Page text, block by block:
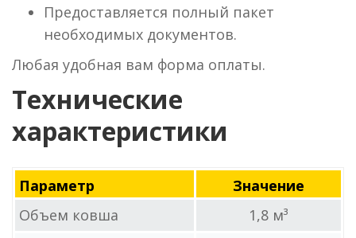
Предоставляется полный пакет
необходимых документов.
Любая удобная вам форма оплаты.
Технические
характеристики
Параметр
Значение
Объем ковша
1,8 м³